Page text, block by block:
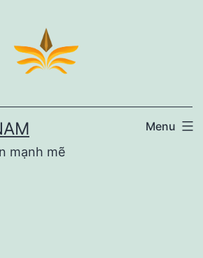
mạnh mẽ
Menu